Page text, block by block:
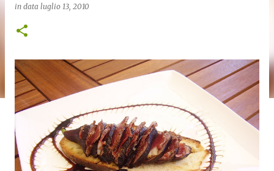
in data luglio 13, 2010